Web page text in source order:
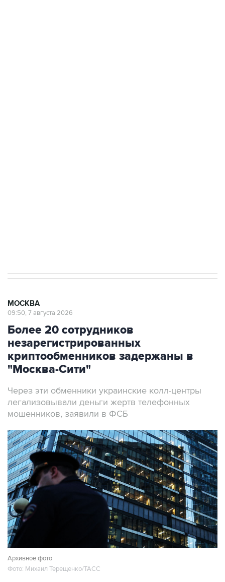
МОСКВА
09:50, 7 августа 2026
Более 20 сотрудников
незарегистрированных
криптообменников задержаны в
"Москва-Сити"
Через эти обменники украинские колл-центры
легализовывали деньги жертв телефонных
мошенников, заявили в ФСБ
Архивное фото
Фото: Михаил Терещенко/ТАСС